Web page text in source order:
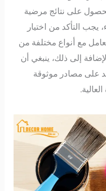
على نتائج مرضية
التأكد من اختيار
مع أنواع مختلفة من
إلى ذلك، ينبغي أن
على مصادر موثوقة